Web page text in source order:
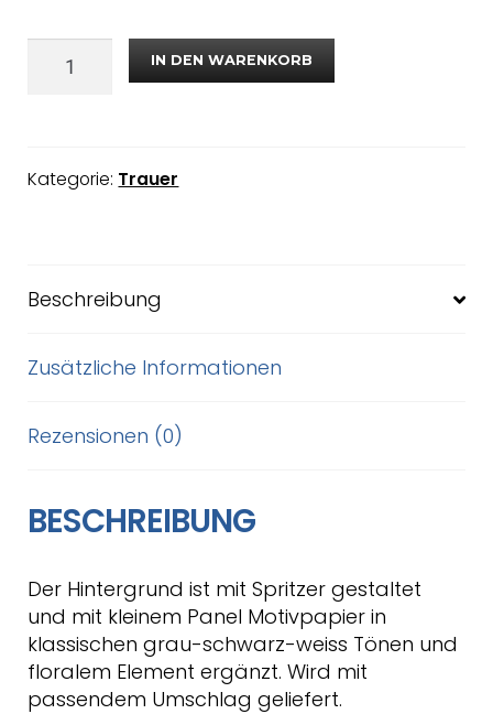
IN DEN WARENKORB
Kategorie: Trauer
Beschreibung
Zusätzliche Informationen
Rezensionen (0)
BESCHREIBUNG
Der Hintergrund ist mit Spritzer gestaltet
und mit kleinem Panel Motivpapier in
klassischen grau-schwarz-weiss Tönen und
floralem Element ergänzt. Wird mit
passendem Umschlag geliefert.